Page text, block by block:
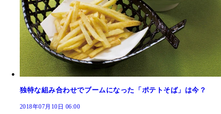
独特な組み合わせでブームになった「ポテトそば」は今？
2018年07月10日 06:00